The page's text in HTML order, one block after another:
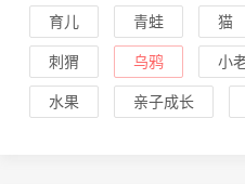
育儿 青蛙 猫
刺猬 乌鸦 小
水果 亲子成长